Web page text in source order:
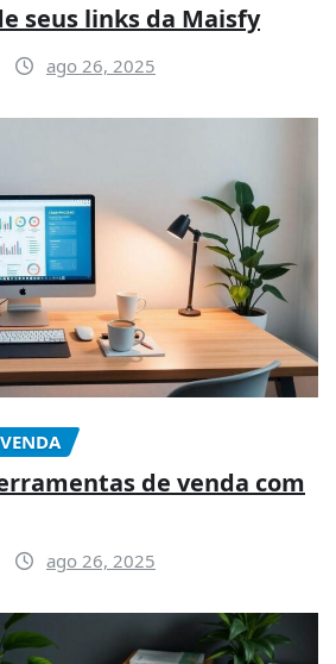
seus links da Maisfy
ago 26, 2025
de venda com
ago 26, 2025